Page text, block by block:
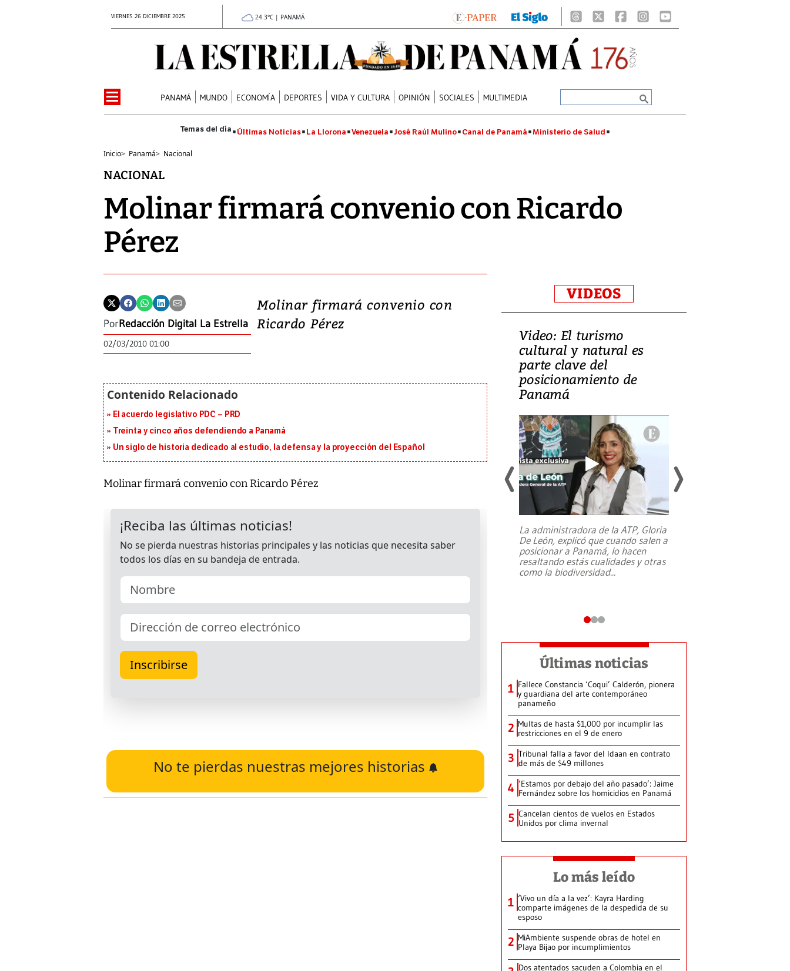
VIERNES 26 DICIEMBRE 2025 24.3°C | PANAMÁ
PANAMÁ MUNDO ECONOMÍA DEPORTES VIDA Y CULTURA OPINIÓN SOCIALES MULTIMEDIA
Últimas Noticias La Llorona Venezuela José Raúl Mulino Canal de Panamá Ministerio de Salud
Inicio> Panamá> Nacional
NACIONAL
Molinar firmará convenio con Ricardo
Pérez
PorRedacción Digital La Estrella
02/03/2010 01:00
Molinar firmará convenio con
Ricardo Pérez
El acuerdo legislativo PDC – PRD
Treinta y cinco años defendiendo a Panamá
Un siglo de historia dedicado al estudio, la defensa y la proyección del Español
Molinar firmará convenio con Ricardo Pérez
No te pierdas nuestras mejores historias
VIDEOS
¿Es la ‘zambianización’
Video: El turismo
cultural y natural es
parte clave del
posicionamiento de
Panamá
La administradora de la ATP, Gloria
De León, explicó que cuando salen a
posicionar a Panamá, lo hacen
resaltando estás cualidades y otras
como la biodiversidad...
Últimas noticias
1 Fallece Constancia ‘Coqui’ Calderón, pionera
y guardiana del arte contemporáneo
panameño
2 Multas de hasta $1,000 por incumplir las
restricciones en el 9 de enero
3 Tribunal falla a favor del Idaan en contrato
de más de $49 millones
4 ‘Estamos por debajo del año pasado’: Jaime
Fernández sobre los homicidios en Panamá
5 Cancelan cientos de vuelos en Estados
Unidos por clima invernal
Lo más leído
1 ‘Vivo un día a la vez’: Kayra Harding
comparte imágenes de la despedida de su
esposo
2 MiAmbiente suspende obras de hotel en
Playa Bijao por incumplimientos
Dos atentados sacuden a Colombia en el